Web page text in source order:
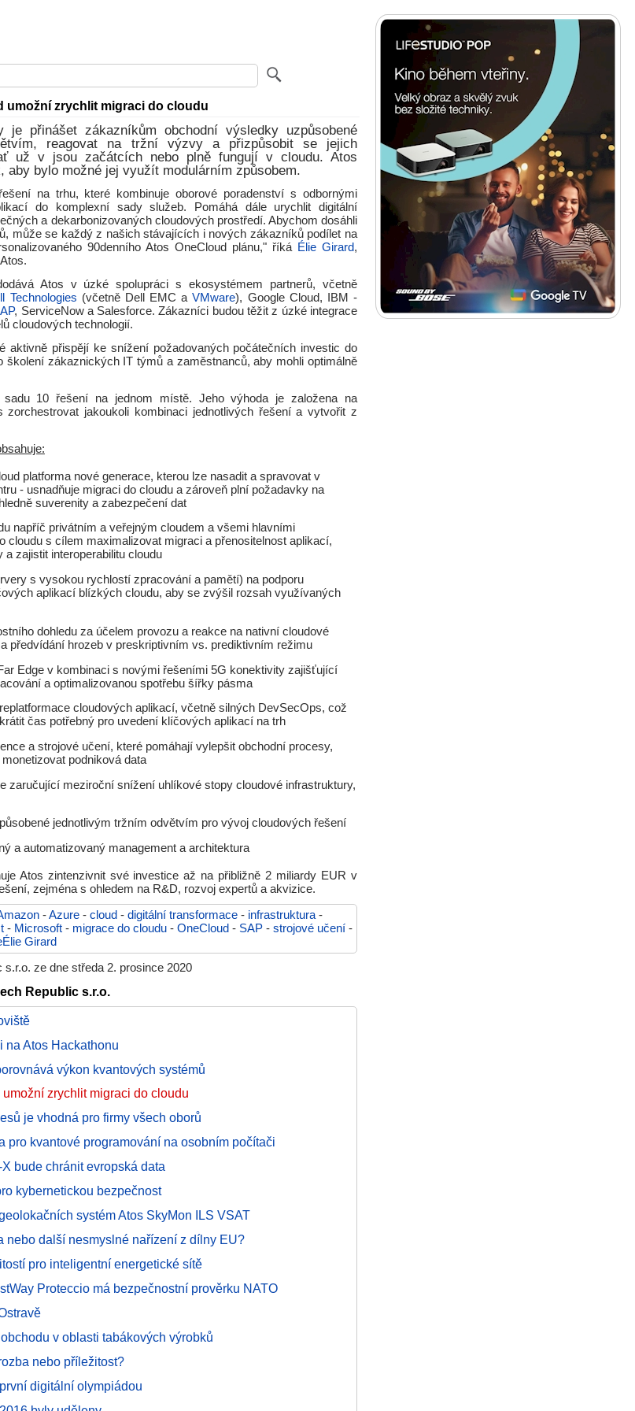
umožní zrychlit migraci do cloudu
je přinášet zákazníkům obchodní výsledky uzpůsobené
reagovat na tržní výzvy a přizpůsobit se jejich
už v jsou začátcích nebo plně fungují v cloudu. Atos
aby bylo možné jej využít modulárním způsobem.
na trhu, které kombinuje oborové poradenství s odbornými
do komplexní sady služeb. Pomáhá dále urychlit digitální
a dekarbonizovaných cloudových prostředí. Abychom dosáhli
může se každý z našich stávajících i nových zákazníků podílet na
90denního Atos OneCloud plánu," říká Élie Girard,
Atos v úzké spolupráci s ekosystémem partnerů, včetně
Technologies (včetně Dell EMC aVMware), Google Cloud, IBM -
, ServiceNow a Salesforce. Zákazníci budou těžit z úzké integrace
cloudových technologií.
aktivně přispějí ke snížení požadovaných počátečních investic do
školení zákaznických IT týmů a zaměstnanců, aby mohli optimálně
sadu 10 řešení na jednom místě. Jeho výhoda je založena na
zorchestrovat jakoukoli kombinaci jednotlivých řešení a vytvořit z
platforma nové generace, kterou lze nasadit a spravovat v
- usnadňuje migraci do cloudu a zároveň plní požadavky na
suverenity a zabezpečení dat
napříč privátním a veřejným cloudem a všemi hlavními
cloudu s cílem maximalizovat migraci a přenositelnost aplikací,
zajistit interoperabilitu cloudu
s vysokou rychlostí zpracování a pamětí) na podporu
aplikací blízkých cloudu, aby se zvýšil rozsah využívaných
dohledu za účelem provozu a reakce na nativní cloudové
předvídání hrozeb v preskriptivním vs. prediktivním režimu
Edge v kombinaci s novými řešeními 5G konektivity zajišťující
a optimalizovanou spotřebu šířky pásma
cloudových aplikací, včetně silných DevSecOps, což
čas potřebný pro uvedení klíčových aplikací na trh
a strojové učení, které pomáhají vylepšit obchodní procesy,
podniková data
zaručující meziroční snížení uhlíkové stopy cloudové infrastruktury,
jednotlivým tržním odvětvím pro vývoj cloudových řešení
a automatizovaný management a architektura
Atos zintenzivnit své investice až na přibližně 2 miliardy EUR v
zejména s ohledem na R&D, rozvoj expertů a akvizice.
-Azure - cloud - digitální transformace - infrastruktura -
- Microsoft - migrace do cloudu - OneCloud - SAP - strojové učení -
Girard
ze dne středa 2. prosince 2020
Republic s.r.o.
na Atos Hackathonu
výkon kvantových systémů
zrychlit migraci do cloudu
je vhodná pro firmy všech oborů
pro kvantové programování na osobním počítači
bude chránit evropská data
kybernetickou bezpečnost
systém Atos SkyMon ILS VSAT
nebo další nesmyslné nařízení z dílny EU?
pro inteligentní energetické sítě
Proteccio má bezpečnostní prověrku NATO
v oblasti tabákových výrobků
nebo příležitost?
digitální olympiádou